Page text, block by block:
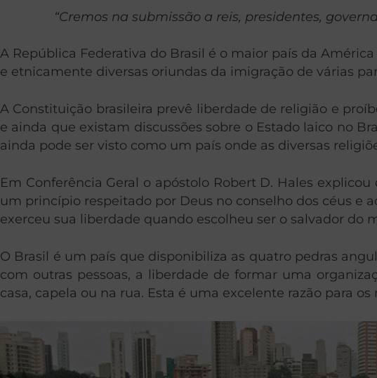
“Cremos na submissão a reis, presidentes,
A República Federativa do Brasil é o maior país da
e etnicamente diversas oriundas da imigração de várias
A Constituição brasileira prevê liberdade de religião e
e ainda que existam discussões sobre o Estado laico no
ainda pode ser visto como um país onde as diversas
Em Conferência Geral o apóstolo Robert D. Hales
um princípio respeitado por Deus no conselho dos céus e
exerceu sua liberdade quando escolheu ser o salvador do
O Brasil é um país que disponibiliza as quatro pedras
com outras pessoas, a liberdade de formar uma
casa, capela ou na rua. Esta é uma excelente razão para